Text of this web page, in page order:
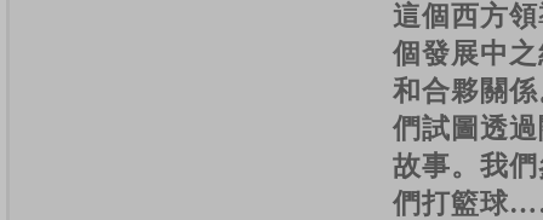
這個西方
個發展中
和合夥關
們試圖透
故事。我
們打籃球